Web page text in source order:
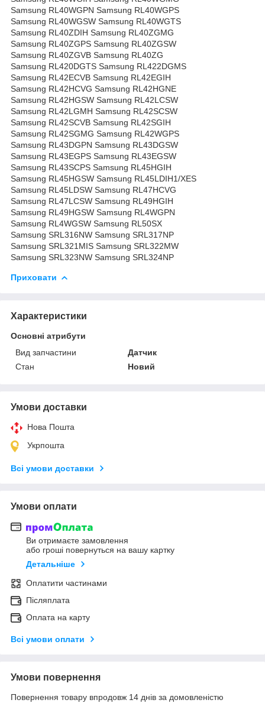
Samsung RL40WGPN Samsung RL40WGPS
Samsung RL40WGSW Samsung RL40WGTS
Samsung RL40ZDIH Samsung RL40ZGMG
Samsung RL40ZGPS Samsung RL40ZGSW
Samsung RL40ZGVB Samsung RL40ZG
Samsung RL420DGTS Samsung RL422DGMS
Samsung RL42ECVB Samsung RL42EGIH
Samsung RL42HCVG Samsung RL42HGNE
Samsung RL42HGSW Samsung RL42LCSW
Samsung RL42LGMH Samsung RL42SCSW
Samsung RL42SCVB Samsung RL42SGIH
Samsung RL42SGMG Samsung RL42WGPS
Samsung RL43DGPN Samsung RL43DGSW
Samsung RL43EGPS Samsung RL43EGSW
Samsung RL43SCPS Samsung RL45HGIH
Samsung RL45HGSW Samsung RL45LDIH1/XES
Samsung RL45LDSW Samsung RL47HCVG
Samsung RL47LCSW Samsung RL49HGIH
Samsung RL49HGSW Samsung RL4WGPN
Samsung RL4WGSW Samsung RL50SX
Samsung SRL316NW Samsung SRL317NP
Samsung SRL321MIS Samsung SRL322MW
Samsung SRL323NW Samsung SRL324NP
Приховати
Характеристики
Основні атрибути
Вид запчастини
Датчик
Стан
Новий
Умови доставки
Нова Пошта
Укрпошта
Всі умови доставки
Умови оплати
Ви отримаєте замовлення
або гроші повернуться на вашу картку
Детальніше
Оплатити частинами
Післяплата
Оплата на карту
Всі умови оплати
Умови повернення
Повернення товару впродовж 14 днів за домовленістю